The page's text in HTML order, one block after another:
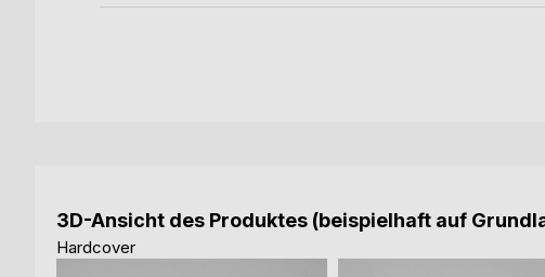
3D-Ansicht des Produktes (beispielhaft auf
Hardcover